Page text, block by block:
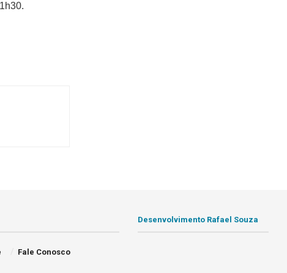
Fale Conosco
Desenvolvimento Rafael Souza